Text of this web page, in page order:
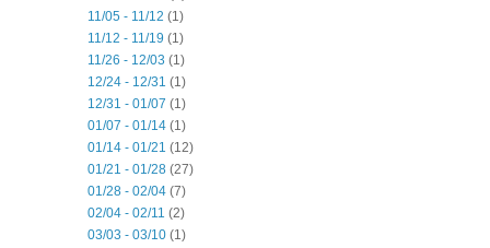
11/05 - 11/12 (1)
11/12 - 11/19 (1)
11/26 - 12/03 (1)
12/24 - 12/31 (1)
12/31 - 01/07 (1)
01/07 - 01/14 (1)
01/14 - 01/21 (12)
01/21 - 01/28 (27)
01/28 - 02/04 (7)
02/04 - 02/11 (2)
03/03 - 03/10 (1)